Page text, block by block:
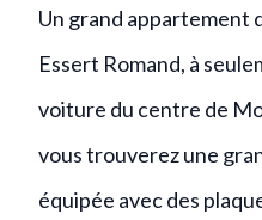
Un grand appartement
Essert Romand, à
voiture du centre de
vous trouverez une
équipée avec des